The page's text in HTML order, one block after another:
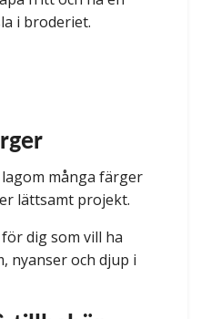
i broderiet.
lagom många färger
lättsamt projekt.
för dig som vill ha
nyanser och djup i